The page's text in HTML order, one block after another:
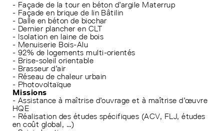
- Façade de la tour en béton d’argile Materrup
- Façade en brique de lin Bâtilin
- Dalle en béton de biochar
- Dernier plancher en CLT
- Isolation en laine de bois
- Menuiserie Bois-Alu
- 92% de logements multi-orientés
- Brise-soleil orientable
- Brasseur d’air
- Réseau de chaleur urbain
- Photovoltaïque
Missions
- Assistance à maîtrise d’ouvrage et à maîtrise d’œuvre
HQE
- Réalisation des études spécifiques (ACV, FLJ, études
en coût global, …)